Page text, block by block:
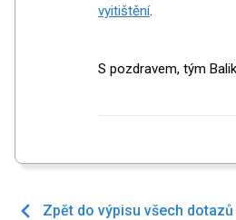
vyitištění.
S pozdravem, tým
Zpět do výpisu všech dotazů